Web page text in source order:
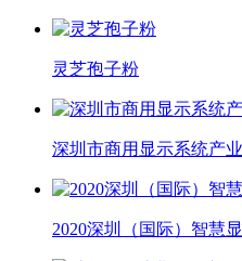
灵芝孢子粉
深圳市商用显示系统产
2020深圳（国际）智慧